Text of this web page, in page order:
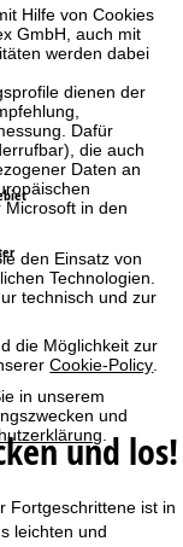
Hilfe von Cookies
GmbH, auch mit
werden dabei
dienen der
Dafür
die auch
Daten an
in den
den Einsatz von
Technologien.
technisch und zur
die Möglichkeit zur
Cookie-Policy.
in unserem
und
.
und los!
Fortgeschrittene ist in
leichten und